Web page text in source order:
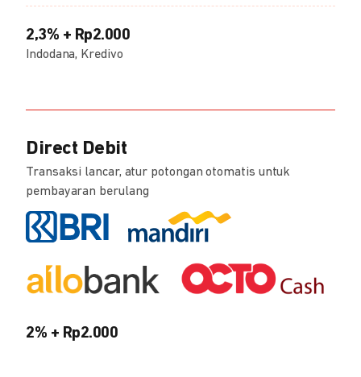
2,3% + Rp2.000
Indodana, Kredivo
Direct Debit
Transaksi lancar, atur potongan otomatis untuk
pembayaran berulang
2% + Rp2.000